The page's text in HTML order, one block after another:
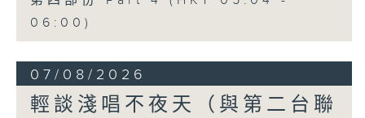
06:00)
07/08/2026
輕談淺唱不夜天（與第二台聯